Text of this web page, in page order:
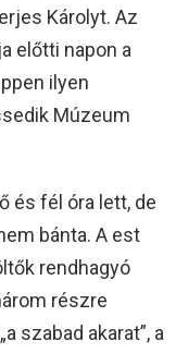
Károlyt. Az
előtti napon a
ilyen
Múzeum
és fél óra lett, de
bánta. A est
rendhagyó
részre
szabad akarat”, a